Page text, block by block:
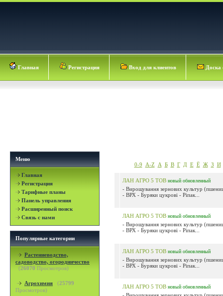
Главная Регистрация Вход для клиентов Доска
Меню
Главная
Регистрация
Тарифные планы
Панель управления
Расширенный поиск
Связь с нами
Популярные категории
Растениеводство,
садоводство, огородничество
(26070 Просмотров)
Агрохимия (25799
Просмотров)
0-9 A-Z А Б В Г Д Е Ё Ж З И
ЛАН АГРО 5 ТОВ новый обновленный
- Вирощування зернових культур
- ВРХ - Буряки цукрові - Ріпак...
ЛАН АГРО 5 ТОВ новый обновленный
- Вирощування зернових культур
- ВРХ - Буряки цукрові - Ріпак...
ЛАН АГРО 5 ТОВ новый обновленный
- Вирощування зернових культур
- ВРХ - Буряки цукрові - Ріпак...
ЛАН АГРО 5 ТОВ новый обновленный